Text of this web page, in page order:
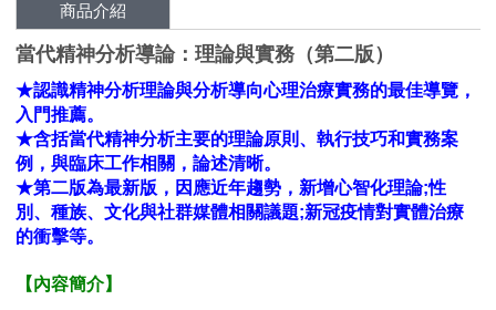
商品介紹
當代精神分析導論：理論與實務（第二版）
★認識精神分析理論與分析導向心理治療實務的最佳導覽，
入門推薦。
★含括當代精神分析主要的理論原則、執行技巧和實務案
例，與臨床工作相關，論述清晰。
★第二版為最新版，因應近年趨勢，新增心智化理論;性
別、種族、文化與社群媒體相關議題;新冠疫情對實體治療
的衝擊等。
【內容簡介】